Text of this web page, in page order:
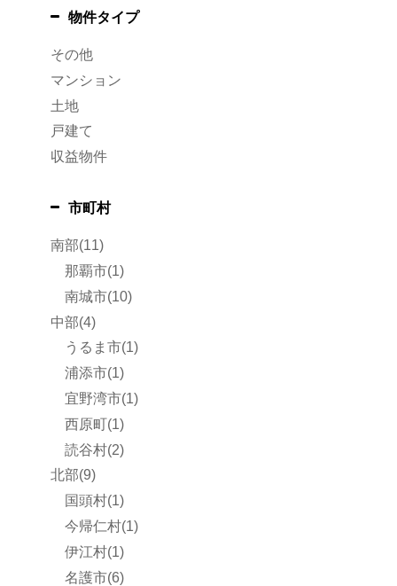
物件タイプ
その他
マンション
土地
戸建て
収益物件
市町村
南部(11)
那覇市(1)
南城市(10)
中部(4)
うるま市(1)
浦添市(1)
宜野湾市(1)
西原町(1)
読谷村(2)
北部(9)
国頭村(1)
今帰仁村(1)
伊江村(1)
名護市(6)